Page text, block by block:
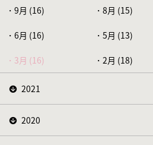
9月 (16) 8月 (15)
6月 (16) 5月 (13)
3月 (16) 2月 (18)
2021
2020